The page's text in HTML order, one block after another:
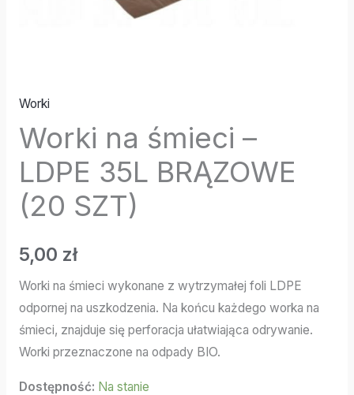
Worki
Worki na śmieci –
LDPE 35L BRĄZOWE
(20 SZT)
5,00 zł
Worki na śmieci wykonane z wytrzymałej foli LDPE
odpornej na uszkodzenia. Na końcu każdego worka na
śmieci, znajduje się perforacja ułatwiająca odrywanie.
Worki przeznaczone na odpady BIO.
Dostępność: Na stanie